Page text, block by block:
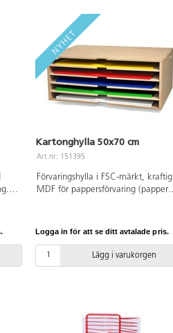
4
Kartonghylla 50x70 cm
Art.nr: 151395
Förvaringshylla i FSC-märkt, kraftig
MDF för pappersförvaring (papper
hyllor är utdragbara. Levereras
medföljer.
Logga in för att se ditt avtalade pris.
Lägg i varukorgen